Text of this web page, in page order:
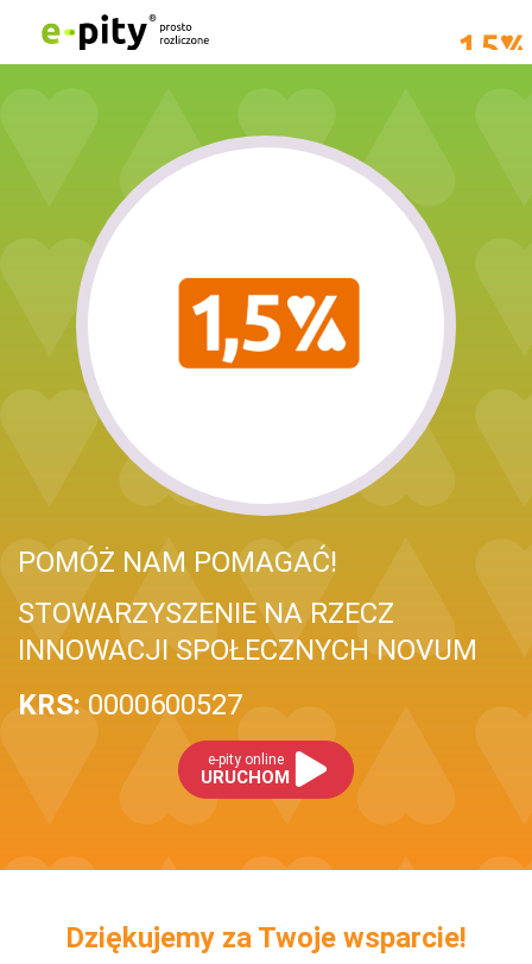
POMÓŻ NAM POMAGAĆ!
STOWARZYSZENIE NA RZECZ
INNOWACJI SPOŁECZNYCH NOVUM
KRS: 0000600527
e-pity online
URUCHOM
Dziękujemy za Twoje wsparcie!